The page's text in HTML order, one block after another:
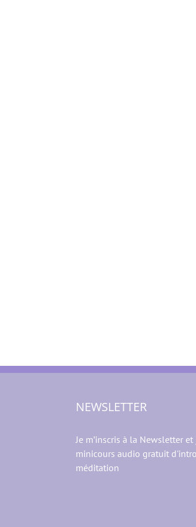
NEWSLETTER
Je m’inscris à la Newsletter
minicours audio gratuit
méditation